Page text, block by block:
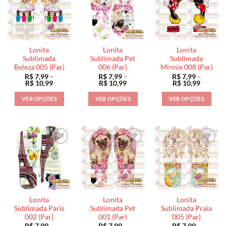
As
opções
podem
ser
escolhidas
na
página
do
produto
variantes.
As
opções
podem
ser
escolhidas
na
página
do
produto
As
opções
podem
ser
escolhidas
na
página
do
produto
Lonita
Sublimada
Beleza 005 (Par)
R$7,99 –
R$ 10,99Faixa
preço:
R$ 7,99
VER OPÇÕES
tem
várias
variantes.
As
opções
podem
ser
escolhidas
na
Lonita
Sublimada Pet
006 (Par)
R$7,99 –
R$ 10,99Faixa
preço:
R$ 7,99
VER OPÇÕES
tem
várias
variantes.
As
opções
podem
ser
escolhidas
na
Lonita
Sublimada
Minnie 008 (Par)
R$7,99 –
R$ 10,99Faixa
preço:
R$ 7,99
VER OPÇÕES
tem
várias
variantes.
As
opções
podem
ser
escolhidas
na
Lonita
Sublimada Paris
002 (Par)
Lonita
Sublimada Pet
001 (Par)
Lonita
Sublimada Praia
005 (Par)